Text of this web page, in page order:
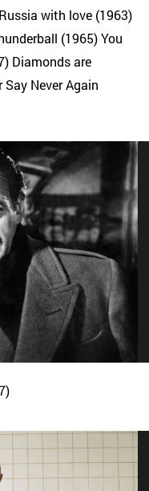
with love (1963)
(1965) You
Diamonds are
Say Never Again